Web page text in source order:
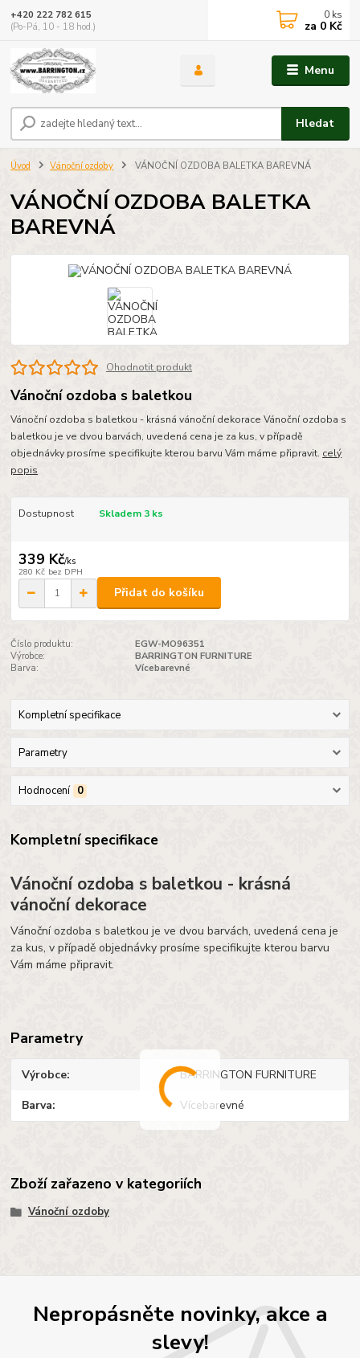
Menu
Hledat
+420 222 782 615
(Po-Pá, 10 - 18 hod.)
0 ks
za 0 Kč
Úvod Vánoční ozdoby VÁNOČNÍ OZDOBA BALETKA BAREVNÁ
VÁNOČNÍ OZDOBA BALETKA
BAREVNÁ
Ohodnotit produkt
Vánoční ozdoba s baletkou
Vánoční ozdoba s baletkou - krásná vánoční dekorace Vánoční ozdoba s
baletkou je ve dvou barvách, uvedená cena je za kus, v případě
objednávky prosíme specifikujte kterou barvu Vám máme připravit. celý
popis
Dostupnost Skladem 3 ks
339 Kč/ks
280 Kč bez DPH
Přidat do košíku
Číslo produktu:
EGW-MO96351
Výrobce:
BARRINGTON FURNITURE
Barva:
Vícebarevné
Kompletní specifikace
Parametry
Hodnocení 0
Kompletní specifikace
Vánoční ozdoba s baletkou - krásná
vánoční dekorace
Vánoční ozdoba s baletkou je ve dvou barvách, uvedená cena je
za kus, v případě objednávky prosíme specifikujte kterou barvu
Vám máme připravit.
Parametry
Výrobce BARRINGTON FURNITURE
Barva Vícebarevné
Zboží zařazeno v kategoriích
Vánoční ozdoby
Nepropásněte novinky, akce a
slevy!